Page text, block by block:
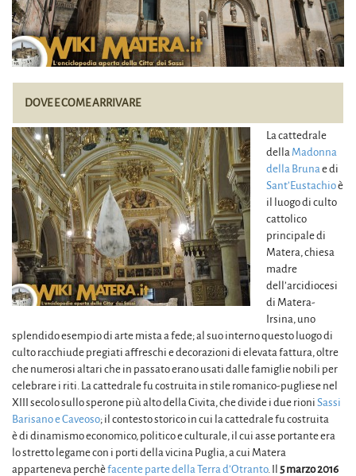
DOVE E COME ARRIVARE
La cattedrale
della Madonna
della Bruna e di
Sant’Eustachioè
il luogo di culto
cattolico
principale di
Matera, chiesa
madre
dell’arcidiocesi
di Matera-
Irsina, uno
splendido esempio di arte mista a fede; al suo interno questo luogo di
culto racchiude pregiati affreschi e decorazioni di elevata fattura, oltre
che numerosi altari che in passato erano usati dalle famiglie nobili per
celebrare i riti. La cattedrale fu costruita in stile romanico-pugliese nel
XIII secolo sullo sperone più alto della Civita, che divide i due rioni Sassi
Barisano e Caveoso; il contesto storico in cui la cattedrale fu costruita
è di dinamismo economico, politico e culturale, il cui asse portante era
lo stretto legame con i porti della vicina Puglia, a cui Matera
apparteneva perchèfacente parte della Terra d’Otranto. Il 5 marzo 2016